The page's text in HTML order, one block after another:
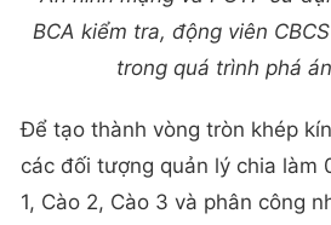
BCA kiểm tra, động viên
trong quá trình phá
Để tạo thành vòng tròn khép
các đối tượng quản lý chia làm
1, Cào 2, Cào 3 và phân công